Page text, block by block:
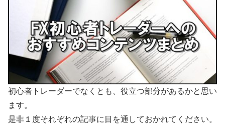
初心者トレーダーでなくとも、役立つ部分があるかと思い
ます。
是非１度それぞれの記事に目を通しておかれてください。